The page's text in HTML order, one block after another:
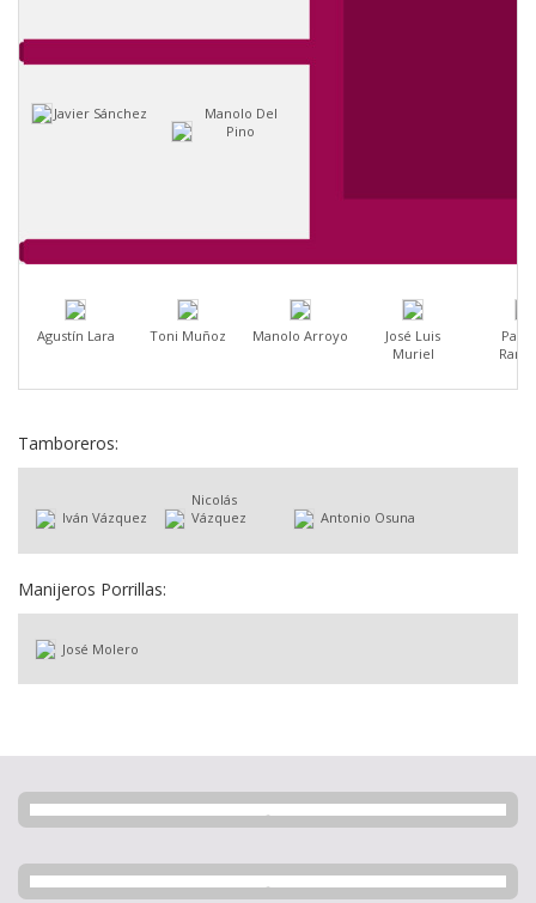
Javier Sánchez
Manolo Del
Pino
Agustín Lara Toni Muñoz Manolo Arroyo
José Luis
Muriel
Tamboreros:
Iván Vázquez
Nicolás
Vázquez
Antonio Osuna
Manijeros Porrillas:
José Molero